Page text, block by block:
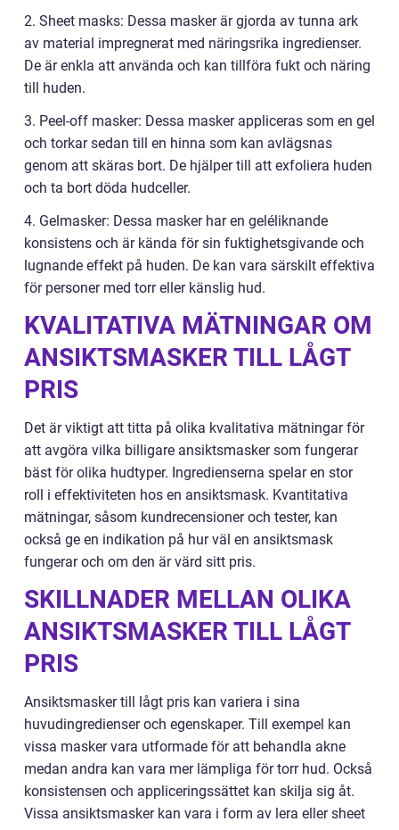
2. Sheet masks: Dessa masker är gjorda av tunna ark
av material impregnerat med näringsrika ingredienser.
De är enkla att använda och kan tillföra fukt och näring
till huden.
3. Peel-off masker: Dessa masker appliceras som en gel
och torkar sedan till en hinna som kan avlägsnas
genom att skäras bort. De hjälper till att exfoliera huden
och ta bort döda hudceller.
4. Gelmasker: Dessa masker har en geléliknande
konsistens och är kända för sin fuktighetsgivande och
lugnande effekt på huden. De kan vara särskilt effektiva
för personer med torr eller känslig hud.
KVALITATIVA MÄTNINGAR OM
ANSIKTSMASKER TILL LÅGT
PRIS
Det är viktigt att titta på olika kvalitativa mätningar för
att avgöra vilka billigare ansiktsmasker som fungerar
bäst för olika hudtyper. Ingredienserna spelar en stor
roll i effektiviteten hos en ansiktsmask. Kvantitativa
mätningar, såsom kundrecensioner och tester, kan
också ge en indikation på hur väl en ansiktsmask
fungerar och om den är värd sitt pris.
SKILLNADER MELLAN OLIKA
ANSIKTSMASKER TILL LÅGT
PRIS
Ansiktsmasker till lågt pris kan variera i sina
huvudingredienser och egenskaper. Till exempel kan
vissa masker vara utformade för att behandla akne
medan andra kan vara mer lämpliga för torr hud. Också
konsistensen och appliceringssättet kan skilja sig åt.
Vissa ansiktsmasker kan vara i form av lera eller sheet